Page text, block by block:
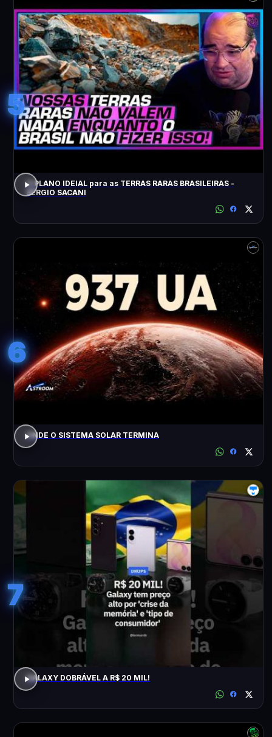
5
O PLANO IDEIAL para as TERRAS RARAS BRASILEIRAS -
SÉRGIO SACANI
6
ONDE O SISTEMA SOLAR TERMINA
7
GALAXY DOBRÁVEL A R$ 20 MIL!